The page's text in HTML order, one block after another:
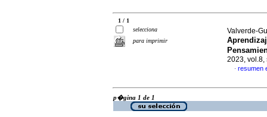
1 / 1
selecciona
para imprimir
Valverde-
2023, vol.8,
· resumen
p�gina 1 de 1